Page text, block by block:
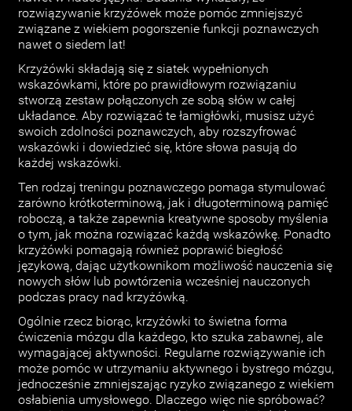
rozwiązywanie krzyżówek może pomóc zmniejszyć
związane z wiekiem pogorszenie funkcji poznawczych
nawet o siedem lat!
Krzyżówki składają się z siatek wypełnionych
wskazówkami, które po prawidłowym rozwiązaniu
stworzą zestaw połączonych ze sobą słów w całej
układance. Aby rozwiązać te łamigłówki, musisz użyć
swoich zdolności poznawczych, aby rozszyfrować
wskazówki i dowiedzieć się, które słowa pasują do
każdej wskazówki.
Ten rodzaj treningu poznawczego pomaga stymulować
zarówno krótkoterminową, jak i długoterminową pamięć
roboczą, a także zapewnia kreatywne sposoby myślenia
o tym, jak można rozwiązać każdą wskazówkę. Ponadto
krzyżówki pomagają również poprawić biegłość
językową, dając użytkownikom możliwość nauczenia się
nowych słów lub powtórzenia wcześniej nauczonych
podczas pracy nad krzyżówką.
Ogólnie rzecz biorąc, krzyżówki to świetna forma
ćwiczenia mózgu dla każdego, kto szuka zabawnej, ale
wymagającej aktywności. Regularne rozwiązywanie ich
może pomóc w utrzymaniu aktywnego i bystrego mózgu,
jednocześnie zmniejszając ryzyko związanego z wiekiem
osłabienia umysłowego. Dlaczego więc nie spróbować?